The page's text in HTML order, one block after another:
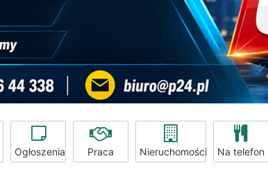
Ogłoszenia Praca Nieruchomości Na telefon